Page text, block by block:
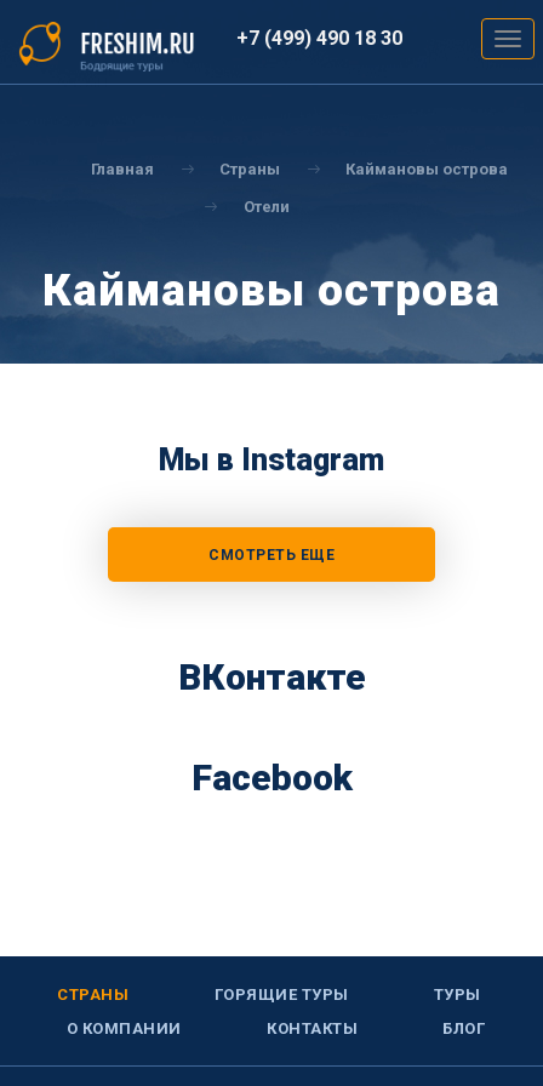
основному
содержанию
+7 (499) 490 18 30
Главная Страны Каймановы острова
Отели
Каймановы острова
Мы в Instagram
СМОТРЕТЬ ЕЩЕ
ВКонтакте
Facebook
СТРАНЫ ГОРЯЩИЕ ТУРЫ
ТУРЫ
О КОМПАНИИ
КОНТАКТЫ БЛОГ